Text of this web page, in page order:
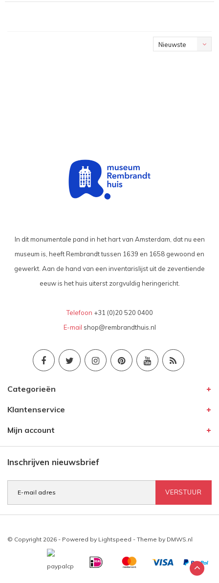
Nieuwste
In dit monumentale pand in het hart van Amsterdam, dat nu een
museum is, heeft Rembrandt tussen 1639 en 1658 gewoond en
gewerkt. Aan de hand van een inventarislijst uit de zeventiende
eeuw is het huis uiterst zorgvuldig heringericht.
Telefoon +31 (0)20 520 0400
E-mail shop@rembrandthuis.nl
Categorieën
Klantenservice
Mijn account
Inschrijven nieuwsbrief
VERSTUUR
© Copyright 2026 - Powered by Lightspeed - Theme by DMWS.nl